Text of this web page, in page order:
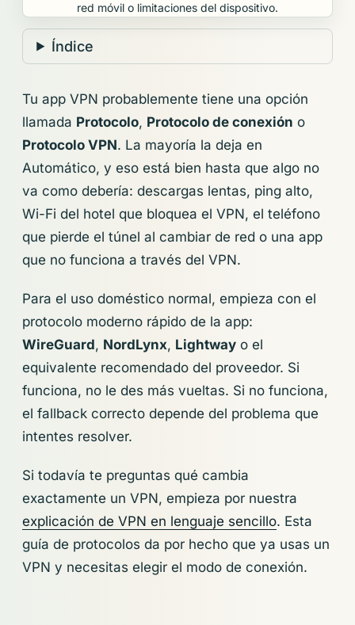
red móvil o limitaciones del dispositivo.
Índice
Tu app VPN probablemente tiene una opción
llamada Protocolo, Protocolo de conexión o
Protocolo VPN. La mayoría la deja en
Automático, y eso está bien hasta que algo no
va como debería: descargas lentas, ping alto,
Wi-Fi del hotel que bloquea el VPN, el teléfono
que pierde el túnel al cambiar de red o una app
que no funciona a través del VPN.
Para el uso doméstico normal, empieza con el
protocolo moderno rápido de la app:
WireGuard, NordLynx, Lightway o el
equivalente recomendado del proveedor. Si
funciona, no le des más vueltas. Si no funciona,
el fallback correcto depende del problema que
intentes resolver.
Si todavía te preguntas qué cambia
exactamente un VPN, empieza por nuestra
explicación de VPN en lenguaje sencillo. Esta
guía de protocolos da por hecho que ya usas un
VPN y necesitas elegir el modo de conexión.